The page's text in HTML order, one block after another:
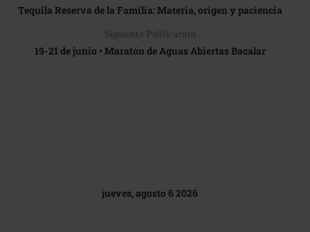
Tequila Reserva de la Familia: Materia, origen y paciencia
Siguiente Publicación
19-21 de junio • Maratón de Aguas Abiertas Bacalar
jueves, agosto 6 2026